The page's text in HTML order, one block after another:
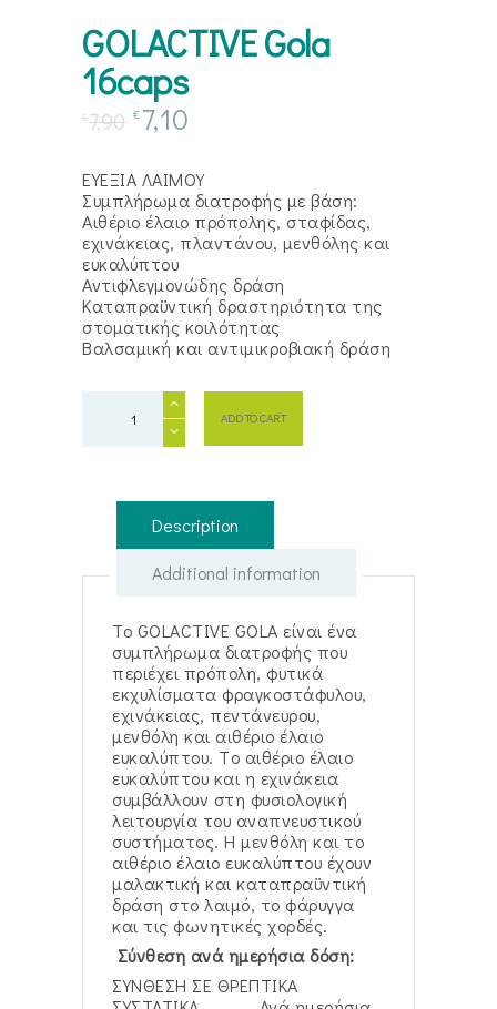
GOLACTIVE Gola
16caps
€7,90 € 7,10
ΕΥΕΞΙΑ ΛΑΙΜΟΥ
Συμπλήρωμα διατροφής με βάση:
Αιθέριο έλαιο πρόπολης, σταφίδας,
εχινάκειας, πλαντάνου, μενθόλης και
ευκαλύπτου
Αντιφλεγμονώδης δράση
Καταπραϋντική δραστηριότητα της
στοματικής κοιλότητας
Βαλσαμική και αντιμικροβιακή δράση
ADD TO CART
Description
Additional information
Το GOLACTIVE GOLA είναι ένα
συμπλήρωμα διατροφής που
περιέχει πρόπολη, φυτικά
εκχυλίσματα φραγκοστάφυλου,
εχινάκειας, πεντάνευρου,
μενθόλη και αιθέριο έλαιο
ευκαλύπτου. Tο αιθέριο έλαιο
ευκαλύπτου και η εχινάκεια
συμβάλλουν στη φυσιολογική
λειτουργία του αναπνευστικού
συστήματος. Η μενθόλη και το
αιθέριο έλαιο ευκαλύπτου έχουν
μαλακτική και καταπραϋντική
δράση στο λαιμό, το φάρυγγα
και τις φωνητικές χορδές.
Σύνθεση ανά ημερήσια δόση:
ΣΥΝΘΕΣΗ ΣΕ ΘΡΕΠΤΙΚΑ